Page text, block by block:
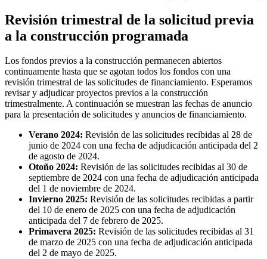
Revisión trimestral de la solicitud previa
a la construcción programada
Los fondos previos a la construcción permanecen abiertos
continuamente hasta que se agotan todos los fondos con una
revisión trimestral de las solicitudes de financiamiento. Esperamos
revisar y adjudicar proyectos previos a la construcción
trimestralmente. A continuación se muestran las fechas de anuncio
para la presentación de solicitudes y anuncios de financiamiento.
Verano 2024: Revisión de las solicitudes recibidas al 28 de
junio de 2024 con una fecha de adjudicación anticipada del 2
de agosto de 2024.
Otoño 2024: Revisión de las solicitudes recibidas al 30 de
septiembre de 2024 con una fecha de adjudicación anticipada
del 1 de noviembre de 2024.
Invierno 2025: Revisión de las solicitudes recibidas a partir
del 10 de enero de 2025 con una fecha de adjudicación
anticipada del 7 de febrero de 2025.
Primavera 2025: Revisión de las solicitudes recibidas al 31
de marzo de 2025 con una fecha de adjudicación anticipada
del 2 de mayo de 2025.